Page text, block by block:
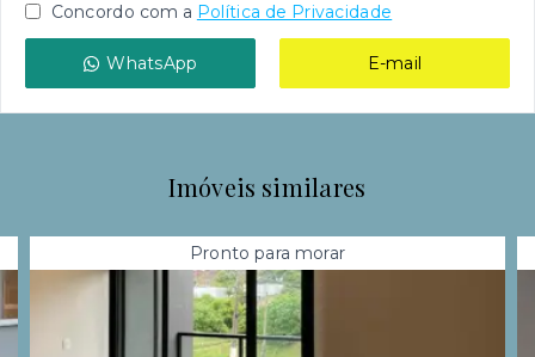
Concordo com a Política de Privacidade
WhatsApp E-mail
Imóveis similares
Pronto para morar